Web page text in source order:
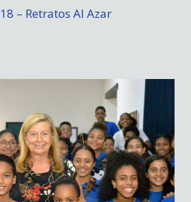
– Retratos Al Azar